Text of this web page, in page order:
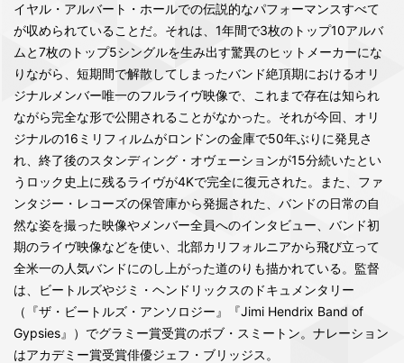
イヤル・アルバート・ホールでの伝説的なパフォーマンスすべて
が収められていることだ。それは、1年間で3枚のトップ10アルバ
ムと7枚のトップ5シングルを生み出す驚異のヒットメーカーにな
りながら、短期間で解散してしまったバンド絶頂期におけるオリ
ジナルメンバー唯一のフルライヴ映像で、これまで存在は知られ
ながら完全な形で公開されることがなかった。それが今回、オリ
ジナルの16ミリフィルムがロンドンの金庫で50年ぶりに発見さ
れ、終了後のスタンディング・オヴェーションが15分続いたとい
うロック史上に残るライヴが4Kで完全に復元された。また、ファ
ンタジー・レコーズの保管庫から発掘された、バンドの日常の自
然な姿を撮った映像やメンバー全員へのインタビュー、バンド初
期のライヴ映像などを使い、北部カリフォルニアから飛び立って
全米一の人気バンドにのし上がった道のりも描かれている。監督
は、ビートルズやジミ・ヘンドリックスのドキュメンタリー
（『ザ・ビートルズ・アンソロジー』『Jimi Hendrix Band of
Gypsies』）でグラミー賞受賞のボブ・スミートン。ナレーション
はアカデミー賞受賞俳優ジェフ・ブリッジス。